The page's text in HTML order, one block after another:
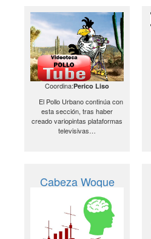
Coordina:Perico Liso
El Pollo Urbano continúa con
esta sección, tras haber
creado variopintas plataformas
televisivas…
Cabeza Woque